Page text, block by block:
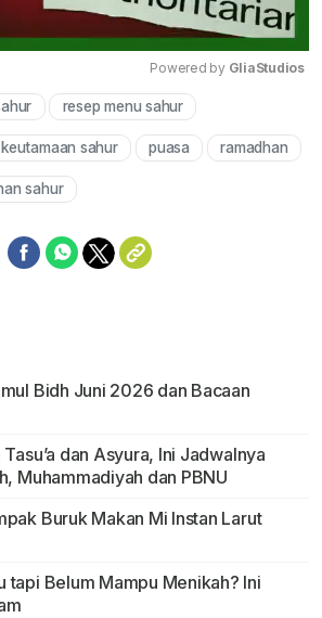
Powered by GliaStudios
resep menu sahur
keutamaan sahur puasa ramadhan
sahur
Bidh Juni 2026 dan Bacaan
dan Asyura, Ini Jadwalnya
Muhammadiyah dan PBNU
Buruk Makan Mi Instan Larut
tapi Belum Mampu Menikah? Ini